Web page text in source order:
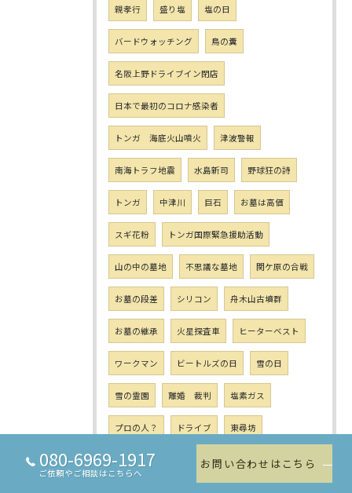
親孝行 盛り塩 塩の日
バードウォッチング 鳥の糞
名阪上野ドライブイン閉店
日本で最初のコロナ感染者
トンガ 海底火山噴火 津波警報
南海トラフ地震 水島新司 野球狂の詩
トンガ 中津川 巨石 お墓は高価
スギ花粉 トンガ国際緊急援助活動
山の中の墓地 不思議な墓地 関ケ原の合戦
お墓の段差 シリコン 舟木山古墳群
お墓の継承 火星探査車 ヒーターベスト
ワークマン ビートルズの日 雪の日
雪の霊園 離婚 裁判 塩素ガス
プロの人？ ドライブ 東尋坊
ザ・ローリングストーンズ 石のコケ
080-6969-1917
ご依頼やご相談はこちらへ
お問い合わせはこちら